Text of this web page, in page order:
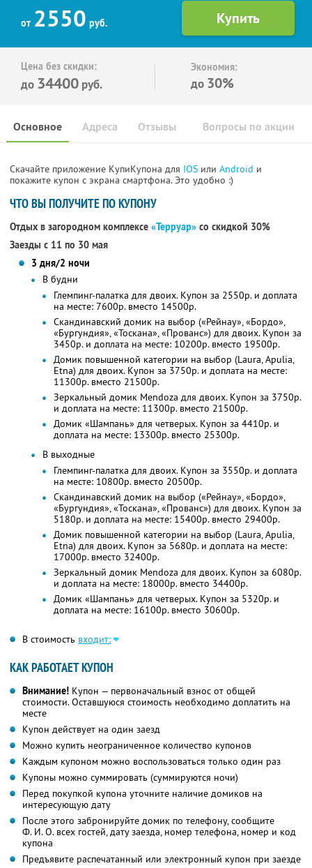
от 2550 руб.
Цена без скидки:
до 34400 руб.
Экономия:
до 30%
Основное Отзывы Вопросы по акции
Адреса
Скачайте приложение КупиКупона для IOS или Android и
покажите купон с экрана смартфона. Это удобно :)
ЧТО ВЫ ПОЛУЧИТЕ ПО КУПОНУ
Отдых в загородном комплексе «Терруар» со скидкой 30%
Заезды с 11 по 30 мая
3 дня/2 ночи
В будни
Глемпинг-палатка для двоих. Купон за 2550р. и доплата
на месте: 7600р. вместо 14500р.
Скандинавский домик на выбор («Рейнау», «Бордо»,
«Бургундия», «Тоскана», «Прованс») для двоих. Купон за
3450р. и доплата на месте: 10200р. вместо 19500р.
Домик повышенной категории на выбор (Laura, Apulia,
Etna) для двоих. Купон за 3750р. и доплата на месте:
11300р. вместо 21500р.
Зеркальный домик Mendoza для двоих. Купон за 3750р.
и доплата на месте: 11300р. вместо 21500р.
Домик «Шампань» для четверых. Купон за 4410р. и
доплата на месте: 13300р. вместо 25300р.
В выходные
Глемпинг-палатка для двоих. Купон за 3550р. и доплата
на месте: 10800р. вместо 20500р.
Скандинавский домик на выбор («Рейнау», «Бордо»,
«Бургундия», «Тоскана», «Прованс») для двоих. Купон за
5180р. и доплата на месте: 15400р. вместо 29400р.
Домик повышенной категории на выбор (Laura, Apulia,
Etna) для двоих. Купон за 5680р. и доплата на месте:
17000р. вместо 32400р.
Зеркальный домик Mendoza для двоих. Купон за 6080р.
и доплата на месте: 18000р. вместо 34400р.
Домик «Шампань» для четверых. Купон за 5320р. и
доплата на месте: 16100р. вместо 30600р.
В стоимость входит:
КАК РАБОТАЕТ КУПОН
Внимание! Купон — первоначальный взнос от общей
стоимости. Оставшуюся стоимость необходимо доплатить на
месте
Купон действует на один заезд
Можно купить неограниченное количество купонов
Каждым купоном можно воспользоваться только один раз
Купоны можно суммировать (суммируются ночи)
Перед покупкой купона уточните наличие домиков на
интересующую дату
После этого забронируйте домик по телефону, сообщите
Ф. И. О.всех гостей, дату заезда, номер телефона, номер и код
купона
Предъявите распечатанный или электронный купон при заезде